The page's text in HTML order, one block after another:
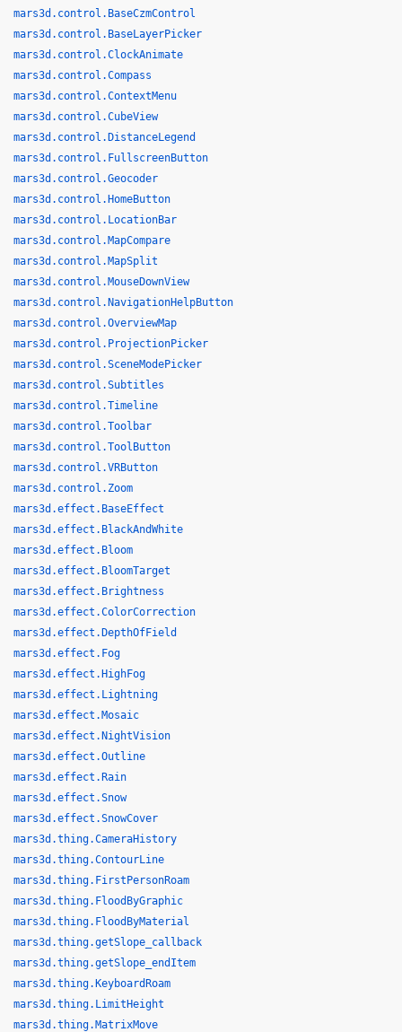
mars3d.control.BaseCzmControl
mars3d.control.BaseLayerPicker
mars3d.control.ClockAnimate
mars3d.control.Compass
mars3d.control.ContextMenu
mars3d.control.CubeView
mars3d.control.DistanceLegend
mars3d.control.FullscreenButton
mars3d.control.Geocoder
mars3d.control.HomeButton
mars3d.control.LocationBar
mars3d.control.MapCompare
mars3d.control.MapSplit
mars3d.control.MouseDownView
mars3d.control.NavigationHelpButton
mars3d.control.OverviewMap
mars3d.control.ProjectionPicker
mars3d.control.SceneModePicker
mars3d.control.Subtitles
mars3d.control.Timeline
mars3d.control.Toolbar
mars3d.control.ToolButton
mars3d.control.VRButton
mars3d.control.Zoom
mars3d.effect.BaseEffect
mars3d.effect.BlackAndWhite
mars3d.effect.Bloom
mars3d.effect.BloomTarget
mars3d.effect.Brightness
mars3d.effect.ColorCorrection
mars3d.effect.DepthOfField
mars3d.effect.Fog
mars3d.effect.HighFog
mars3d.effect.Lightning
mars3d.effect.Mosaic
mars3d.effect.NightVision
mars3d.effect.Outline
mars3d.effect.Rain
mars3d.effect.Snow
mars3d.effect.SnowCover
mars3d.thing.CameraHistory
mars3d.thing.ContourLine
mars3d.thing.FirstPersonRoam
mars3d.thing.FloodByGraphic
mars3d.thing.FloodByMaterial
mars3d.thing.getSlope_callback
mars3d.thing.getSlope_endItem
mars3d.thing.KeyboardRoam
mars3d.thing.LimitHeight
mars3d.thing.MatrixMove